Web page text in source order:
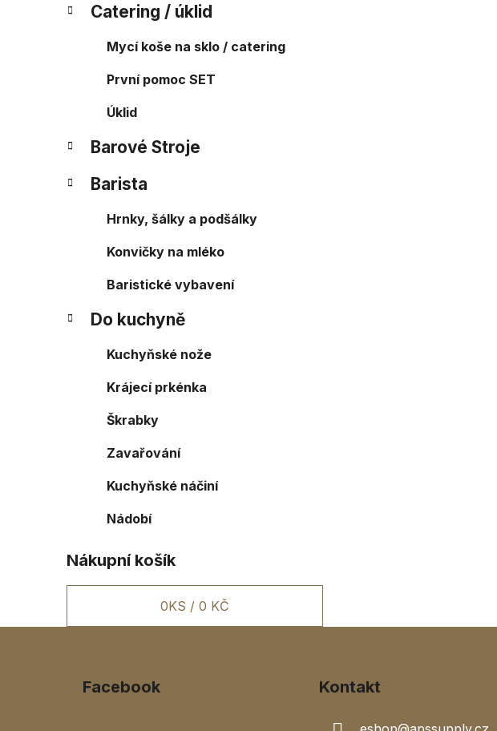
Catering / úklid
Mycí koše na sklo / catering
První pomoc SET
Úklid
Barové Stroje
Barista
Hrnky, šálky a podšálky
Konvičky na mléko
Baristické vybavení
Do kuchyně
Kuchyňské nože
Krájecí prkénka
Škrabky
Zavařování
Kuchyňské náčiní
Nádobí
Nákupní košík
0KS / 0 KČ
Facebook Kontakt